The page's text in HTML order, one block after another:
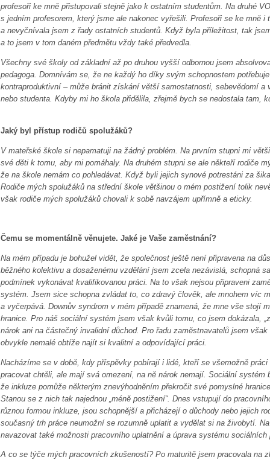
profesoři ke mně přistupovali stejně jako k ostatním studentům. Na druhé
s jedním profesorem, který jsme ale nakonec vyřešili. Profesoři se ke mně i
a nevyčnívala jsem z řady ostatních studentů. Když byla příležitost, tak
a to jsem v tom daném předmětu vždy také předvedla.
Všechny své školy od základní až po druhou vyšší odbornou jsem
pedagoga. Domnívám se, že ne každý ho díky svým schopnostem
kontraproduktivní – může bránit získání větší samostatnosti, sebevědomí a
nebo studenta. Kdyby mi ho škola přidělila, zřejmě bych se nedostala tam,
Jaký byl přístup rodičů spolužáků?
V mateřské škole si nepamatuji na žádný problém. Na prvním stupni mi
své děti k tomu, aby mi pomáhaly. Na druhém stupni se ale někteří rodiče
že na škole nemám co pohledávat. Když byli jejich synové potrestáni za
Rodiče mých spolužáků na střední škole většinou o mém postižení tolik
však rodiče mých spolužáků chovali k sobě navzájem upřímně a eticky.
Čemu se momentálně věnujete. Jaké je Vaše zaměstnání?
Na mém případu je bohužel vidět, že společnost ještě není připravena na
běžného kolektivu a dosaženému vzdělání jsem zcela nezávislá, schopná
podmínek vykonávat kvalifikovanou práci. Na to však nejsou připraveni
systém. Jsem sice schopna zvládat to, co zdravý člověk, ale mnohem víc
a vyčerpává. Downův syndrom v mém případě znamená, že mne vše stojí
hranice. Pro náš sociální systém jsem však kvůli tomu, co jsem dokázala,
nárok ani na částečný invalidní důchod. Pro řadu zaměstnavatelů jsem však
obvykle nemalé obtíže najít si kvalitní a odpovídající práci.
Nacházíme se v době, kdy příspěvky pobírají i lidé, kteří se všemožně
pracovat chtěli, ale mají svá omezení, na ně nárok nemají. Sociální systém
že inkluze pomůže některým znevýhodněním překročit své pomyslné
Stanou se z nich tak najednou „méně postižení“. Dnes vstupují do
různou formou inkluze, jsou schopnější a přicházejí o důchody nebo jejich
současný trh práce neumožní se rozumně uplatit a vydělat si na živobytí.
navazovat také možnosti pracovního uplatnění a úprava systému sociálních
A co se týče mých pracovních zkušeností? Po maturitě jsem pracovala na